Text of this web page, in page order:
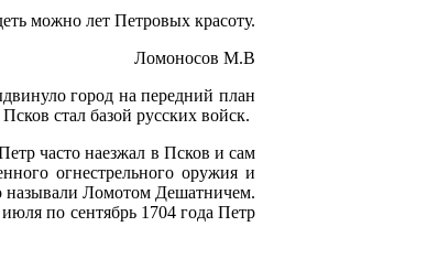
можно лет Петровых красоту.
Ломоносов М.В
город на передний план
стал базой русских войск.
часто наезжал в Псков и сам
огнестрельного оружия и
называли Ломотом Дешатничем.
по сентябрь 1704 года Петр